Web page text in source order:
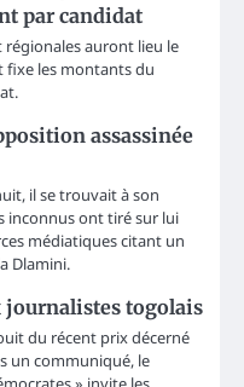
par candidat
régionales auront lieu le
fixe les montants du
assassinée
il se trouvait à son
inconnus ont tiré sur lui
médiatiques citant un
Dlamini.
journalistes togolais
du récent prix décerné
un communiqué, le